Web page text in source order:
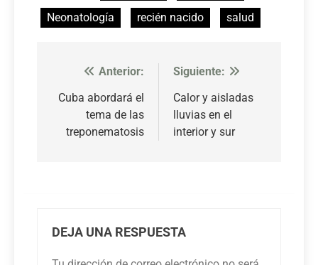
Neonatología
recién nacido salud
Navegación
de
entradas
Anterior:
Cuba abordará el
tema de las
treponematosis
Siguiente:
Calor y aisladas
lluvias en el
interior y sur
DEJA UNA RESPUESTA